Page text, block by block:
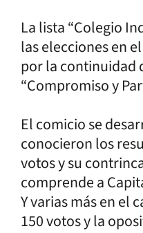
La lista “Colegio
las elecciones en
por la continuidad
“Compromiso y
El comicio se
conocieron los
votos y su
comprende a
Y varias más en el
150 votos y la